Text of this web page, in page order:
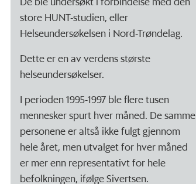
store HUNT-studien, eller
Helseundersøkelsen i Nord-Trøndelag.
Dette er en av verdens største
helseundersøkelser.
I perioden 1995-1997 ble flere tusen
mennesker spurt hver måned. De samme
personene er altså ikke fulgt gjennom
hele året, men utvalget for hver måned
er mer enn representativt for hele
befolkningen, ifølge Sivertsen.